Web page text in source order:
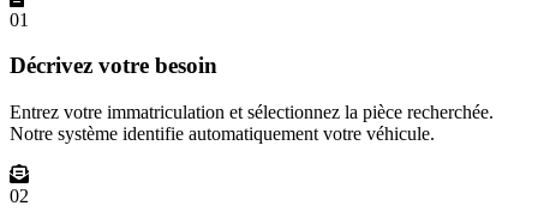
01
Décrivez votre besoin
Entrez votre immatriculation et sélectionnez la pièce recherchée.
Notre système identifie automatiquement votre véhicule.
02